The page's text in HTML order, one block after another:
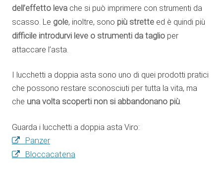
dell’effetto leva che si può imprimere con strumenti da
scasso. Le gole, inoltre, sono più strette ed è quindi più
difficile introdurvi leve o strumenti da taglio per
attaccare l’asta.
I lucchetti a doppia asta sono uno di quei prodotti pratici
che possono restare sconosciuti per tutta la vita, ma
che una volta scoperti non si abbandonano più.
Guarda i lucchetti a doppia asta Viro:
Panzer
Bloccacatena